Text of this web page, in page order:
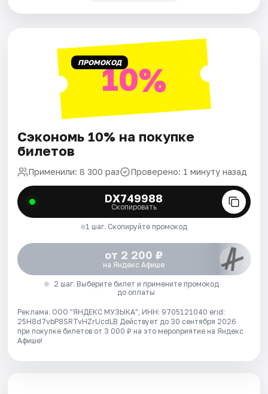
ПРОМОКОД10%
Сэкономь 10% на покупке
билетов
Применили: 8 300 раз Проверено: 1 минуту назад
DX749988
Скопировать
1 шаг. Скопируйте промокод
от 2 200 ₽
на Яндекс Афише
2 шаг. Выберите билет и примените промокод
до оплаты
Реклама. ООО "ЯНДЕКС МУЗЫКА", ИНН: 9705121040 erid:
25H8d7vbP8SRTvHZrUcdLB Действует до 30 сентября 2026
при покупке билетов от 3 000 ₽ на это мероприятие на Яндекс
Афише!